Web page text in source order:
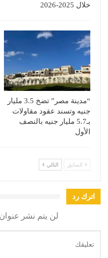
خلال 2025-2026
“مدينة مصر” تضخ 3.5 مليار
جنيه وتسند عقود مقاولات
بـ5.7 مليار جنيه بالنصف
الأول
السابق التالي
اترك رد
لن يتم نشر